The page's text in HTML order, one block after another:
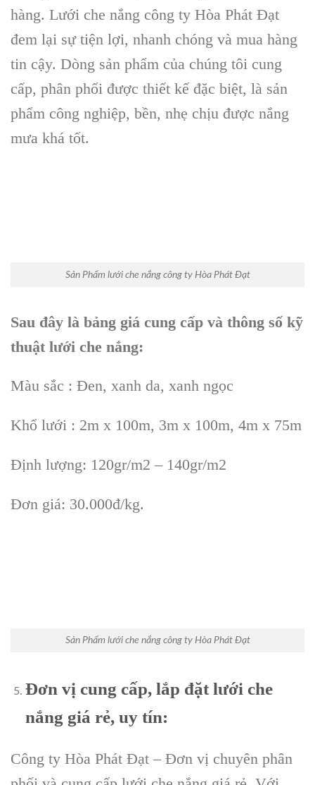
hàng. Lưới che nắng công ty Hòa Phát Đạt
đem lại sự tiện lợi, nhanh chóng và mua hàng
tin cậy. Dòng sản phẩm của chúng tôi cung
cấp, phân phối được thiết kế đặc biệt, là sản
phẩm công nghiệp, bền, nhẹ chịu được nắng
mưa khá tốt.
Sản Phẩm lưới che nắng công ty Hòa Phát Đạt
Sau đây là bảng giá cung cấp và thông số kỹ
thuật lưới che nắng:
Màu sắc : Đen, xanh da, xanh ngọc
Khổ lưới : 2m x 100m, 3m x 100m, 4m x 75m
Định lượng: 120gr/m2 – 140gr/m2
Đơn giá: 30.000đ/kg.
Sản Phẩm lưới che nắng công ty Hòa Phát Đạt
Đơn vị cung cấp, lắp đặt lưới che
nắng giá rẻ, uy tín:
Công ty Hòa Phát Đạt – Đơn vị chuyên phân